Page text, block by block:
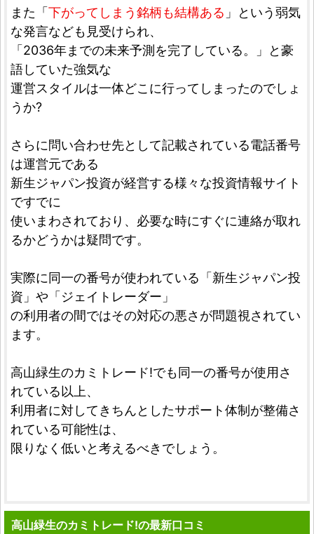
また「 下がってしまう銘柄も結構ある 」という弱気
な発言なども見受けられ、
「2036年までの未来予測を完了している。」と豪
語していた強気な
運営スタイルは一体どこに行ってしまったのでしょ
うか?
さらに問い合わせ先として記載されている電話番号
は運営元である
新生ジャパン投資が経営する様々な投資情報サイト
ですでに
使いまわされており、必要な時にすぐに連絡が取れ
るかどうかは疑問です。
実際に同一の番号が使われている「新生ジャパン投
資」や「ジェイトレーダー」
の利用者の間ではその対応の悪さが問題視されてい
ます。
高山緑生のカミトレード!でも同一の番号が使用さ
れている以上、
利用者に対してきちんとしたサポート体制が整備さ
れている可能性は、
限りなく低いと考えるべきでしょう。
高山緑生のカミトレード!の最新口コミ